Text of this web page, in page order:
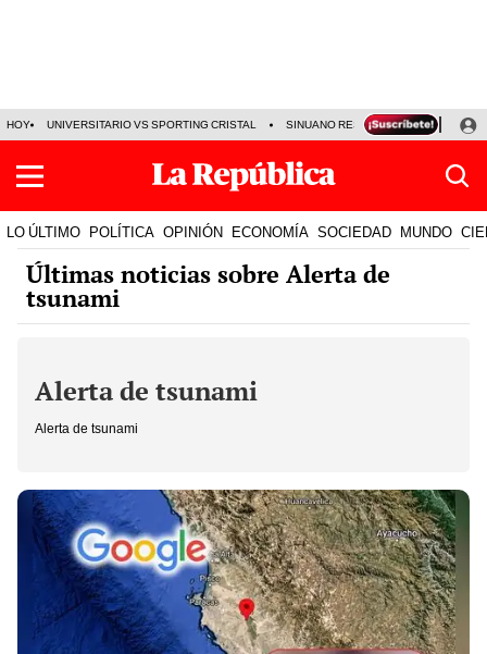
HOY UNIVERSITARIO VS SPORTING CRISTAL SINUANO RESULTADOS HOY
LO ÚLTIMO POLÍTICA OPINIÓN ECONOMÍA SOCIEDAD MUNDO
Últimas noticias sobre Alerta de
tsunami
Alerta de tsunami
Alerta de tsunami